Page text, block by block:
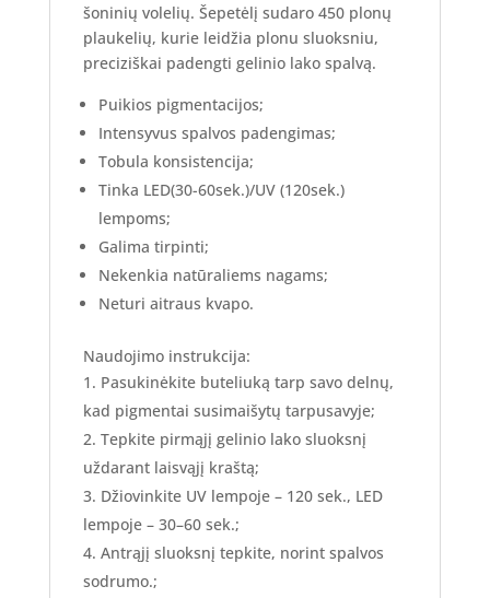
šoninių volelių. Šepetėlį sudaro 450 plonų
plaukelių, kurie leidžia plonu sluoksniu,
preciziškai padengti gelinio lako spalvą.
Puikios pigmentacijos;
Intensyvus spalvos padengimas;
Tobula konsistencija;
Tinka LED(30-60sek.)/UV (120sek.)
lempoms;
Galima tirpinti;
Nekenkia natūraliems nagams;
Neturi aitraus kvapo.
Naudojimo instrukcija:
Pasukinėkite buteliuką tarp savo delnų,
kad pigmentai susimaišytų tarpusavyje;
Tepkite pirmąjį gelinio lako sluoksnį
uždarant laisvąjį kraštą;
Džiovinkite UV lempoje – 120 sek., LED
lempoje – 30–60 sek.;
Antrąjį sluoksnį tepkite, norint spalvos
sodrumo.;